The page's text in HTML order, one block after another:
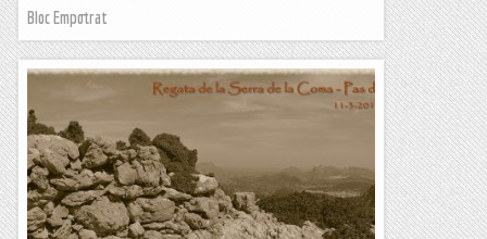
Bloc Empotrat